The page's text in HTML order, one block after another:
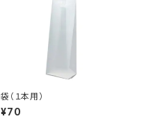
袋（１本用）
¥70